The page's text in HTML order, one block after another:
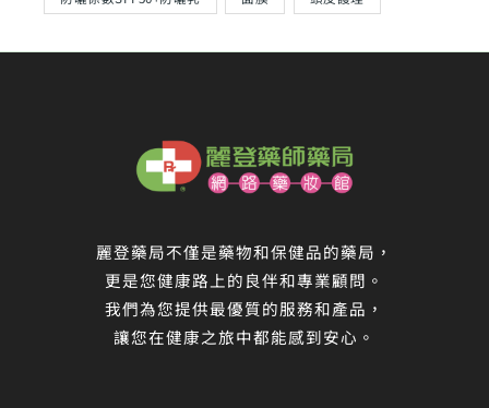
麗登藥局不僅是藥物和保健品的藥局，
更是您健康路上的良伴和專業顧問。
我們為您提供最優質的服務和產品，
讓您在健康之旅中都能感到安心。